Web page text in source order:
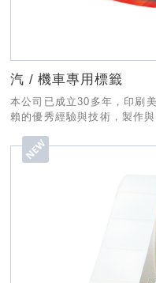
汽 / 機車專用標籤
本公司已成立30多年，印刷
賴的優秀經驗與技術，製作